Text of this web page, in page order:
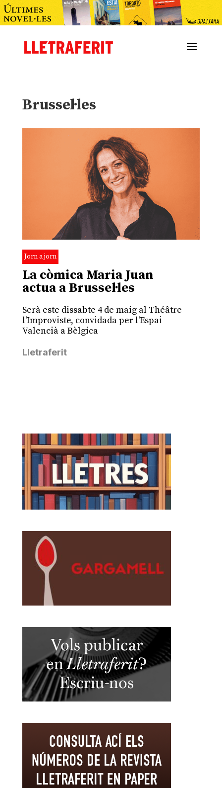
Brussel·les
Jorn a jorn
La còmica Maria Juan
actua a Brussel·les
Serà este dissabte 4 de maig al Théâtre
l'Improviste, convidada per l'Espai
Valencià a Bèlgica
Lletraferit